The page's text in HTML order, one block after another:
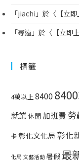
「jiachi 」於〈 【立
「尋遠 」於〈 【立即
標籤
4萬以上 8400
就業休閒加班費 勞
卡彰化文化局 彰化
化局 文藝活動 暑假 最